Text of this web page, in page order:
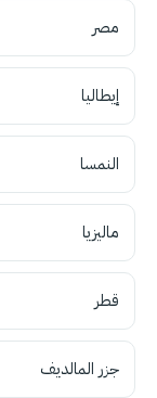
مصر
إيطاليا
النمسا
ماليزيا
قطر
جزر المالديف